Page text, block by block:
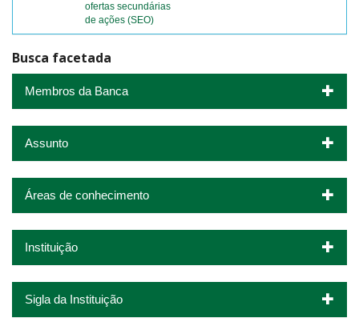
ofertas secundárias
de ações (SEO)
Busca facetada
Membros da Banca
Assunto
Áreas de conhecimento
Instituição
Sigla da Instituição